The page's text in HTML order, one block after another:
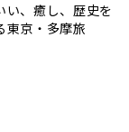
い、癒し、歴史を
東京・多摩旅